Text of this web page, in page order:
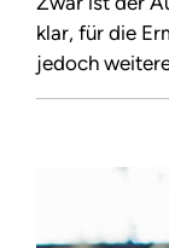
klar, für die
jedoch